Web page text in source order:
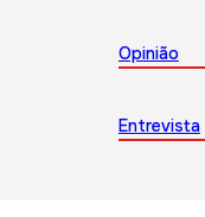
Opinião
Entrevista